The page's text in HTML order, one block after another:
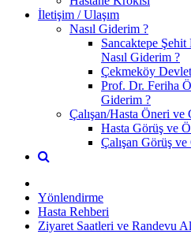
İletişim / Ulaşım
Nasıl Giderim ?
Sancaktepe
Nasıl Giderim ?
Çekmeköy
Prof. Dr. Feriha
Giderim ?
Çalışan/Hasta Öneri ve
Hasta Görüş ve
Çalışan Görüş
Yönlendirme
Hasta Rehberi
Ziyaret Saatleri ve Randevu